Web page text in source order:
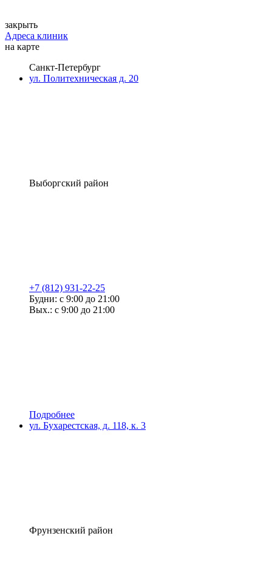
закрыть
Адреса клиник
на карте
Санкт-Петербург
ул. Политехническая д. 20
Выборгский район
+7 (812) 931-22-25
Будни: с 9:00 до 21:00
Вых.: с 9:00 до 21:00
Подробнее
ул. Бухарестская, д. 118, к. 3
Фрунзенский район